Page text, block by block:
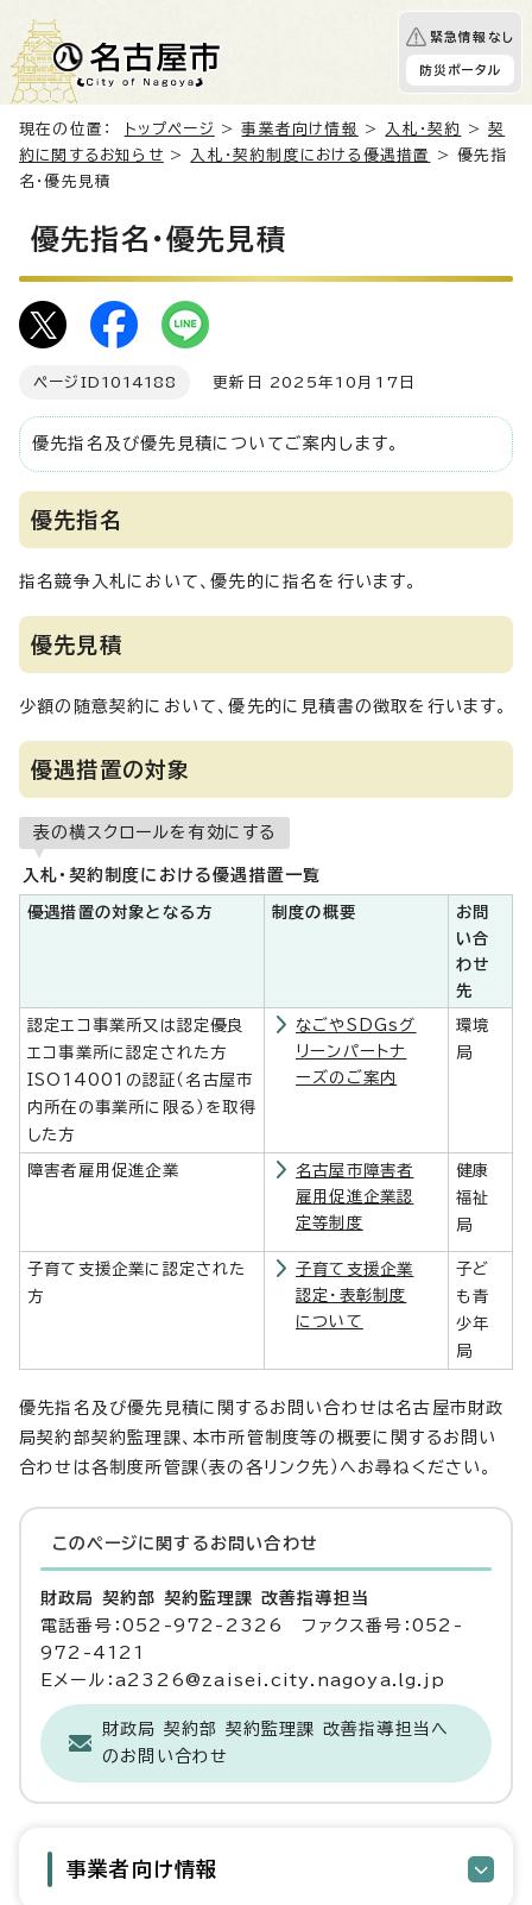
緊急情報なし
防災ポータル
現在の位置： トップページ >事業者向け情報 > 入札・契約 >契
約に関するお知らせ > 入札・契約制度における優遇措置
> 優先指
名・優先見積
優先指名・優先見積
ページID 1014188 更新日 2025年10月17日
優先指名及び優先見積についてご案内します。
優先指名
指名競争入札において、優先的に指名を行います。
優先見積
少額の随意契約において、優先的に見積書の徴取を行います。
優遇措置の対象
表の横スクロールを有効にする
入札・契約制度における優遇措置一覧
優遇措置の対象となる方 制度の概要
お問
い合
わせ
先
認定エコ事業所又は認定優良
エコ事業所に認定された方
ISO14001の認証（名古屋市
内所在の事業所に限る）を取得
した方
なごやSDGsグ
リーンパートナ
ーズのご案内
環境
局
障害者雇用促進企業
名古屋市障害者
雇用促進企業認
定等制度
健康
福祉
局
子育て支援企業に認定された
方
子育て支援企業
認定・表彰制度
について
子ど
も青
少年
局
優先指名及び優先見積に関するお問い合わせは名古屋市財政
局契約部契約監理課、本市所管制度等の概要に関するお問い
合わせは各制度所管課（表の各リンク先）へお尋ねください。
このページに関する お問い合わせ
財政局 契約部 契約監理課 改善指導担当
電話番号：052-972-2326 ファクス番号：052-
972-4121
Eメール：a2326@zaisei.city.nagoya.lg.jp
財政局 契約部 契約監理課 改善指導担当へ
のお問い合わせ
事業者向け情報